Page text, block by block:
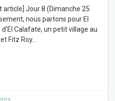
article] Jour 8 (Dimanche 25
nous partons pour El
Calafate, un petit village au
Fitz Roy…